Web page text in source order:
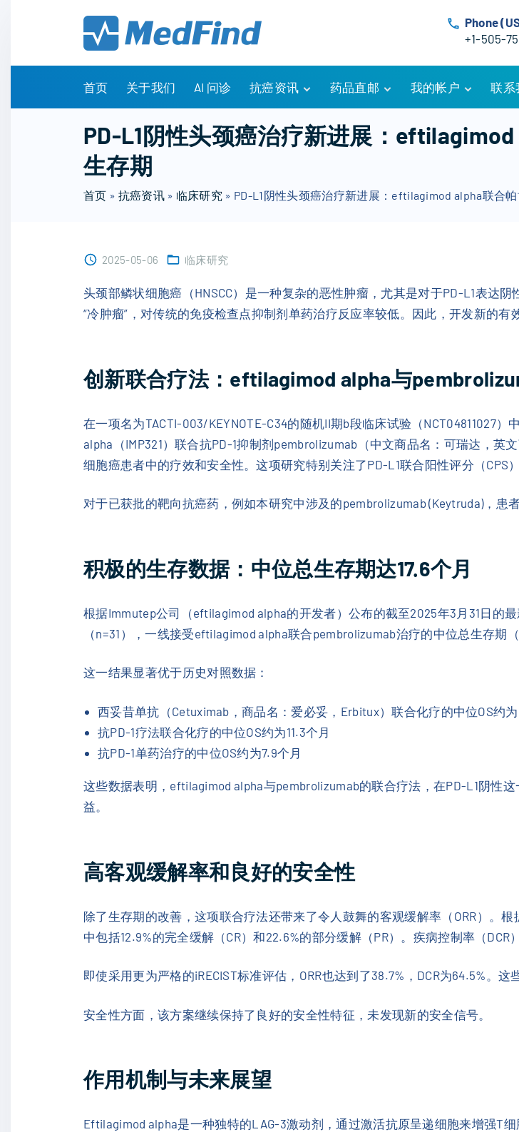
Phone
+1-505-
首页 关于我们 AI 问诊 抗癌资讯
有问有答
诊疗指南
医改政策
药品直邮
购物车
订单追踪
常见问题
我的帐户
账户详情
我的订单
联系
PD-L1阴性头颈癌治疗新进展：
生存期
首页 » 抗癌资讯» 临床研究 » PD-L1阴性头颈癌治疗新进展：eftilagimod alpha联合
2025-05-06 临床研究
头颈部鳞状细胞癌（HNSCC）是一种复杂的恶性肿瘤，尤其是对于PD-L1表达
“冷肿瘤”，对传统的免疫检查点抑制剂单药治疗反应率较低。因此，开发新的有
创新联合疗法：eftilagimod alpha与
在一项名为TACTI-003/KEYNOTE-C34的随机II期b段临床试验（NCT04811027
alpha（IMP321）联合抗PD-1抑制剂pembrolizumab（中文商品名：可瑞达，
细胞癌患者中的疗效和安全性。这项研究特别关注了PD-L1联合阳性评分（CPS
对于已获批的靶向抗癌药，例如本研究中涉及的pembrolizumab (Keytruda)，患
积极的生存数据：中位总生存期达17.6个月
根据Immutep公司（eftilagimod alpha的开发者）公布的截至2025年3月31日的
（n=31），一线接受eftilagimod alpha联合pembrolizumab治疗的中位总生存期
这一结果显著优于历史对照数据：
西妥昔单抗（Cetuximab，商品名：爱必妥，Erbitux）联合化疗的中位OS约为
抗PD-1疗法联合化疗的中位OS约为11.3个月
抗PD-1单药治疗的中位OS约为7.9个月
这些数据表明，eftilagimod alpha与pembrolizumab的联合疗法，在PD-L1阴性
益。
高客观缓解率和良好的安全性
除了生存期的改善，这项联合疗法还带来了令人鼓舞的客观缓解率（ORR）。根
中包括12.9%的完全缓解（CR）和22.6%的部分缓解（PR）。疾病控制率（DCR
即使采用更为严格的iRECIST标准评估，ORR也达到了38.7%，DCR为64.5%。
安全性方面，该方案继续保持了良好的安全性特征，未发现新的安全信号。
作用机制与未来展望
Eftilagimod alpha是一种独特的LAG-3激动剂，通过激活抗原呈递细胞来增强T